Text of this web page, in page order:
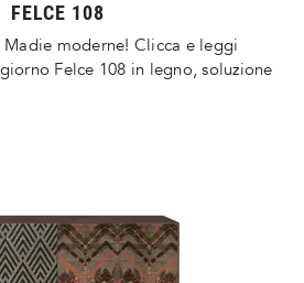
FELCE 108
moderne! Clicca e leggi
Felce 108 in legno, soluzione